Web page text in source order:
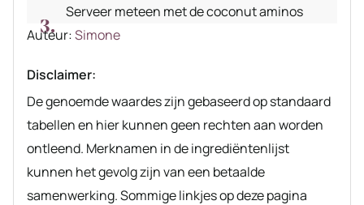
Serveer meteen met de coconut aminos
Auteur
Auteur:Simone
Disclaimer:
De genoemde waardes zijn gebaseerd op standaard
tabellen en hier kunnen geen rechten aan worden
ontleend. Merknamen in de ingrediëntenlijst
kunnen het gevolg zijn van een betaalde
samenwerking. Sommige linkjes op deze pagina